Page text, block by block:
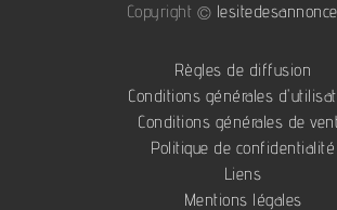
Copyright ©
Règles de diffusion
Conditions générales
Conditions générales de
Politique de confidentialité
Liens
Mentions légales